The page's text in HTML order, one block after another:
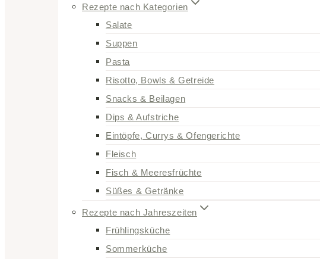
Rezepte nach Kategorien
Salate
Suppen
Pasta
Risotto, Bowls & Getreide
Snacks & Beilagen
Dips & Aufstriche
Eintöpfe, Currys & Ofengerichte
Fleisch
Fisch & Meeresfrüchte
Süßes & Getränke
Rezepte nach Jahreszeiten
Frühlingsküche
Sommerküche